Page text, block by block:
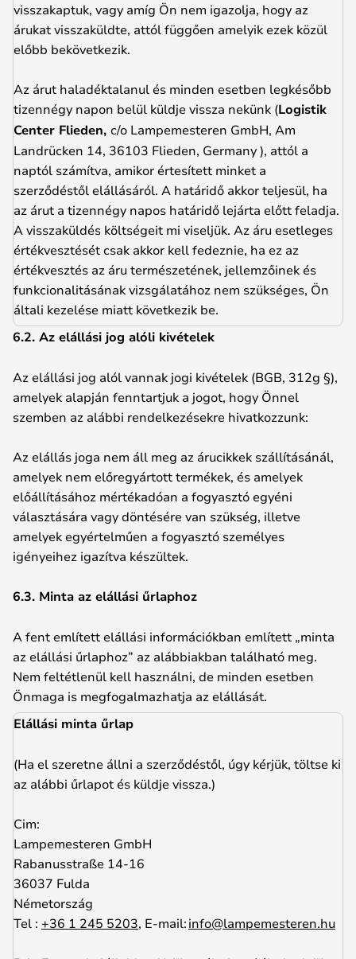
visszakaptuk, vagy amíg Ön nem igazolja, hogy az
árukat visszaküldte, attól függően amelyik ezek közül
előbb bekövetkezik.
Az árut haladéktalanul és minden esetben legkésőbb
tizennégy napon belül küldje vissza nekünk (Logistik
Center Flieden, c/o Lampemesteren GmbH, Am
Landrücken 14, 36103 Flieden, Germany ), attól a
naptól számítva, amikor értesített minket a
szerződéstől elállásáról. A határidő akkor teljesül, ha
az árut a tizennégy napos határidő lejárta előtt feladja.
A visszaküldés költségeit mi viseljük. Az áru esetleges
értékvesztését csak akkor kell fedeznie, ha ez az
értékvesztés az áru természetének, jellemzőinek és
funkcionalitásának vizsgálatához nem szükséges, Ön
általi kezelése miatt következik be.
6.2. Az elállási jog alóli kivételek
Az elállási jog alól vannak jogi kivételek (BGB, 312g §),
amelyek alapján fenntartjuk a jogot, hogy Önnel
szemben az alábbi rendelkezésekre hivatkozzunk:
Az elállás joga nem áll meg az árucikkek szállításánál,
amelyek nem előregyártott termékek, és amelyek
előállításához mértékadóan a fogyasztó egyéni
választására vagy döntésére van szükség, illetve
amelyek egyértelműen a fogyasztó személyes
igényeihez igazítva készültek.
6.3. Minta az elállási űrlaphoz
A fent említett elállási információkban említett „minta
az elállási űrlaphoz” az alábbiakban található meg.
Nem feltétlenül kell használni, de minden esetben
Önmaga is megfogalmazhatja az elállását.
Elállási minta űrlap
(Ha el szeretne állni a szerződéstől, úgy kérjük, töltse ki
az alábbi űrlapot és küldje vissza.)
Cim:
Lampemesteren GmbH
Rabanusstraße 14-16
36037 Fulda
Németország
Tel : +36 1 245 5203, E-mail:info@lampemesteren.hu